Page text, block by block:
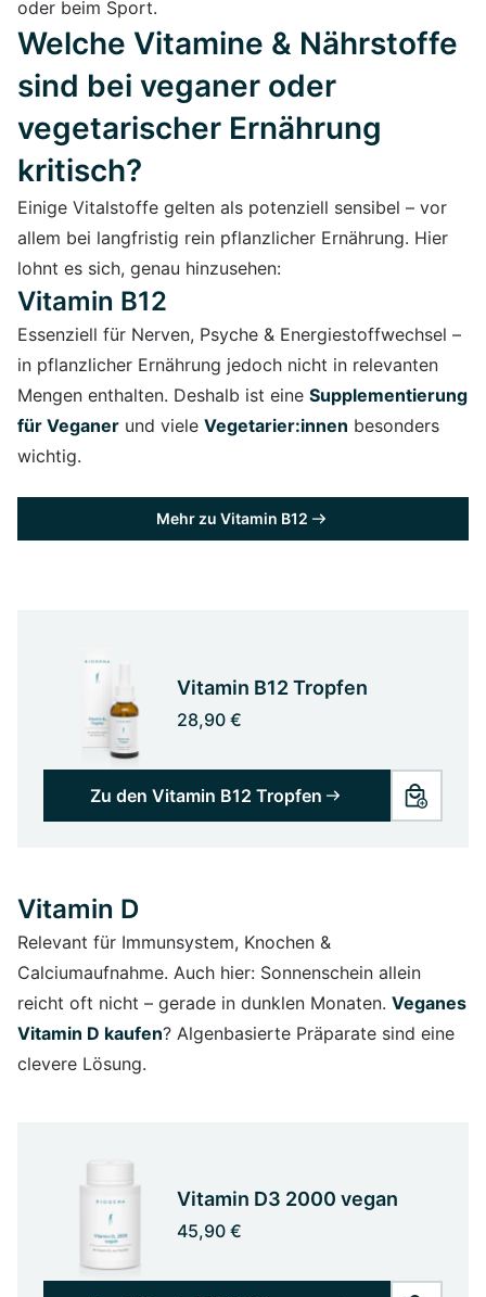
oder beim Sport.
Welche Vitamine & Nährstoffe
sind bei veganer oder
vegetarischer Ernährung
kritisch?
Einige Vitalstoffe gelten als potenziell sensibel – vor
allem bei langfristig rein pflanzlicher Ernährung. Hier
lohnt es sich, genau hinzusehen:
Vitamin B12
Essenziell für Nerven, Psyche & Energiestoffwechsel –
in pflanzlicher Ernährung jedoch nicht in relevanten
Mengen enthalten. Deshalb ist eine Supplementierung
für Veganer und viele Vegetarier:innen besonders
wichtig.
Mehr zu Vitamin B12
Vitamin B12 Tropfen
28,90 €
Zu den Vitamin B12 Tropfen
Vitamin D
Relevant für Immunsystem, Knochen &
Calciumaufnahme. Auch hier: Sonnenschein allein
reicht oft nicht – gerade in dunklen Monaten. Veganes
Vitamin D kaufen? Algenbasierte Präparate sind eine
clevere Lösung.
Vitamin D3 2000 vegan
45,90 €